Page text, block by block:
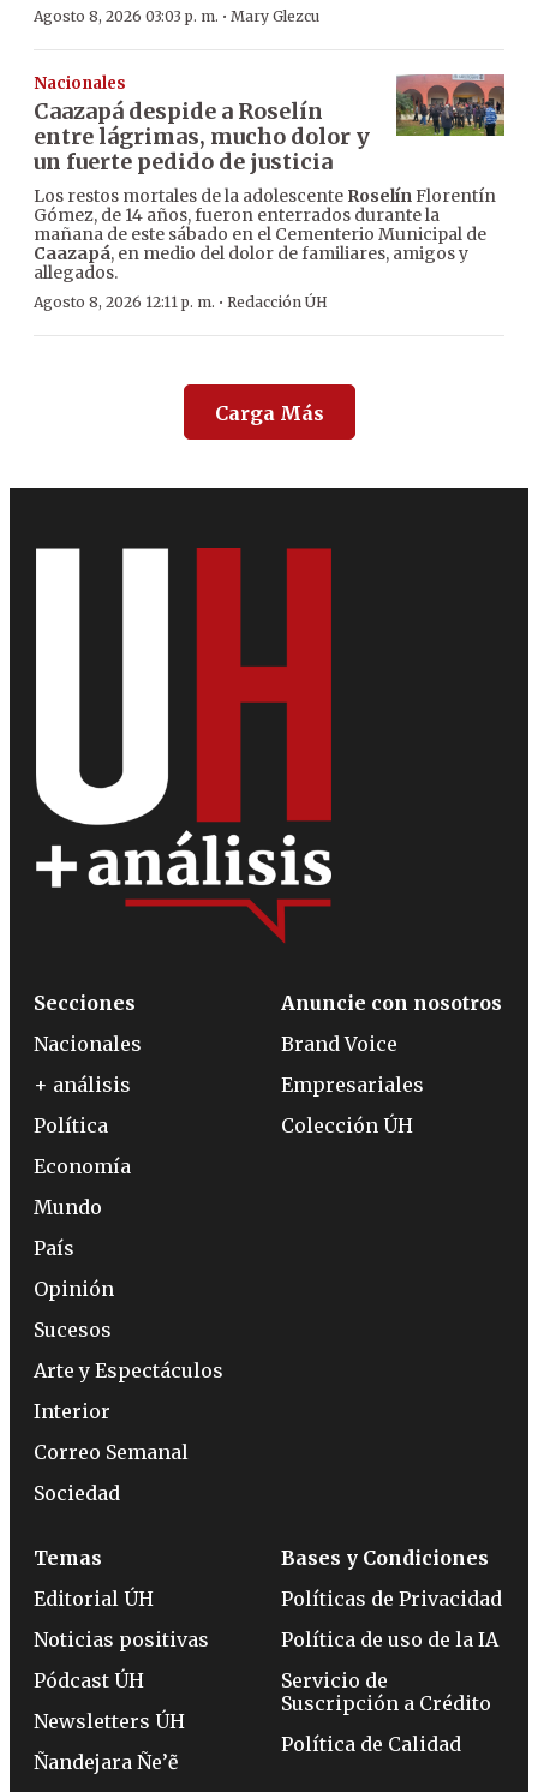
Agosto 8, 2026 03:03 p. m. · Mary Glezcu
Nacionales
Caazapá despide a Roselín
entre lágrimas, mucho dolor y
un fuerte pedido de justicia
Los restos mortales de la adolescente RoselínFlorentín
Gómez, de 14 años, fueron enterrados durante la
mañana de este sábado en el Cementerio Municipal de
Caazapá, en medio del dolor de familiares, amigos y
allegados.
Agosto 8, 2026 12:11 p. m. · Redacción ÚH
Carga Más
Secciones
Nacionales
+ análisis
Política
Economía
Mundo
País
Opinión
Sucesos
Arte y Espectáculos
Interior
Correo Semanal
Sociedad
Anuncie con nosotros
Brand Voice
Empresariales
Colección ÚH
Temas
Editorial ÚH
Noticias positivas
Pódcast ÚH
Newsletters ÚH
Ñandejara Ñe’ẽ
Bases y Condiciones
Políticas de Privacidad
Política de uso de la IA
Servicio de
Suscripción a Crédito
Política de Calidad